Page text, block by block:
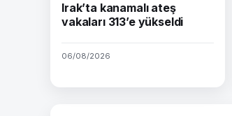
Irak’ta kanamalı ateş
vakaları 313’e yükseldi
06/08/2026